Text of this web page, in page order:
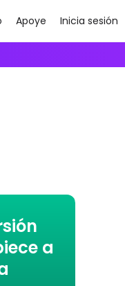
Apoye Inicia sesión
a